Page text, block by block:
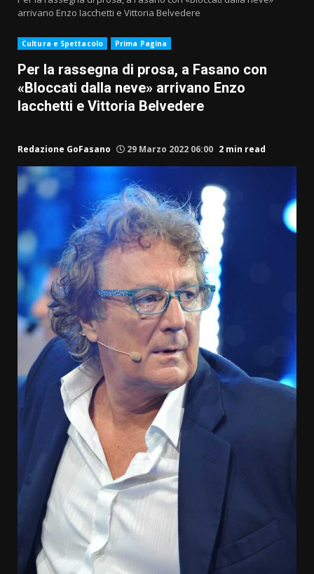
arrivano Enzo Iacchetti e Vittoria Belvedere
Cultura e Spettacolo Prima Pagina
Per la rassegna di prosa, a Fasano con
«Bloccati dalla neve» arrivano Enzo
Iacchetti e Vittoria Belvedere
Redazione GoFasano 29 Marzo 2022 06:00 2 min read